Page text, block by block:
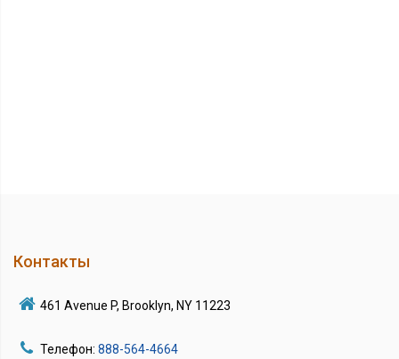
Контакты
461 Avenue P, Brooklyn, NY 11223
Телефон: 888-564-4664